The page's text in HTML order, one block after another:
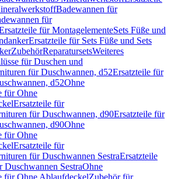
Badewannen für
für
für MontagelementeSets Füße und
Ersatzteile für Sets Füße und Sets
ZubehörReparatursetsWeiteres
für Duschen und
für Duschwannen, d52Ersatzteile für
d52Ohne
für Ohne
Ersatzteile für
für Duschwannen, d90Ersatzteile für
d90Ohne
für Ohne
Ersatzteile für
für Duschwannen SestraErsatzteile
SestraOhne
für Ohne AblaufdeckelZubehör für